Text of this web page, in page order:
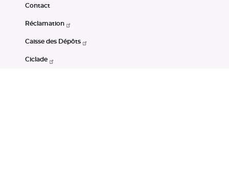
Contact
Réclamation
Caisse des Dépôts
Ciclade